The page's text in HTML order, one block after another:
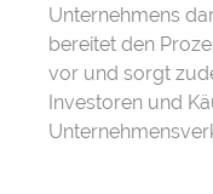
Unternehmens
bereitet den
vor und sorgt
Investoren und